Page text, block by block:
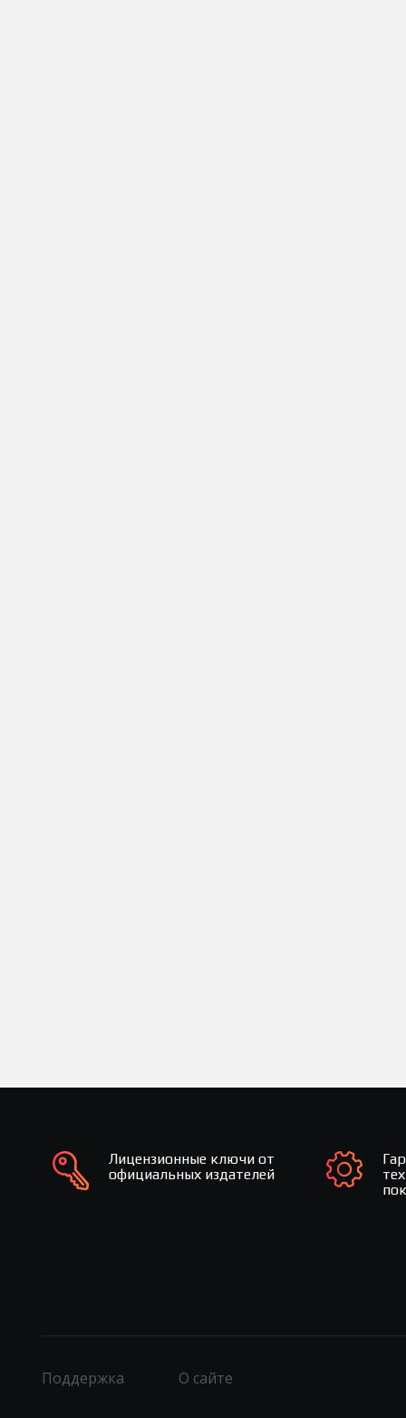
Лицензионные ключи от
официальных издателей
Поддержка О сайте